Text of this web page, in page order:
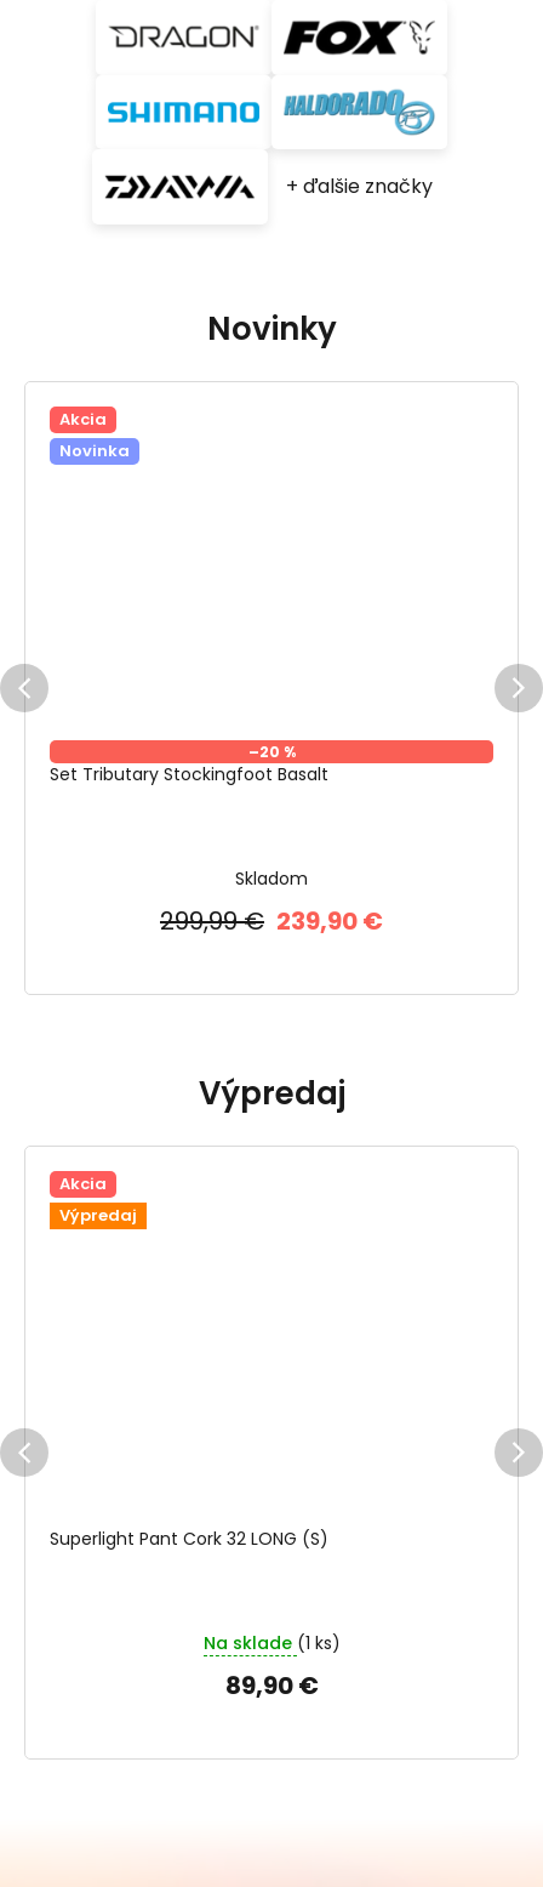
+ ďalšie značky
Novinky
Akcia
Novinka
–20 %
Set Tributary Stockingfoot Basalt
Skladom
239,90 €
299,99 €
Výpredaj
Akcia
Výpredaj
Superlight Pant Cork 32 LONG (S)
Na sklade (1 ks)
89,90 €